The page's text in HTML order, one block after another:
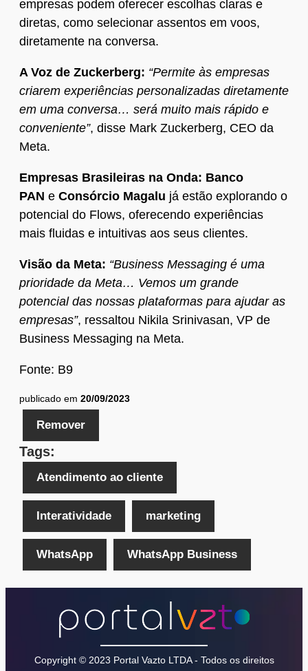
empresas podem oferecer escolhas claras e
diretas, como selecionar assentos em voos,
diretamente na conversa.
A Voz de Zuckerberg: “Permite às empresas
criarem experiências personalizadas diretamente
em uma conversa… será muito mais rápido e
conveniente”, disse Mark Zuckerberg, CEO da
Meta.
Empresas Brasileiras na Onda: Banco
PAN e Consórcio Magalu já estão explorando o
potencial do Flows, oferecendo experiências
mais fluidas e intuitivas aos seus clientes.
Visão da Meta: “Business Messaging é uma
prioridade da Meta… Vemos um grande
potencial das nossas plataformas para ajudar as
empresas”, ressaltou Nikila Srinivasan, VP de
Business Messaging na Meta.
Fonte: B9
publicado em 20/09/2023
Remover
Tags:
Atendimento ao cliente
Interatividade marketing
WhatsApp WhatsApp Business
Copyright © 2023 Portal Vazto LTDA - Todos os direitos